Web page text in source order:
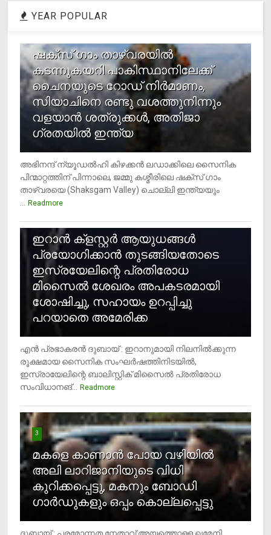
YEAR POPULAR
ഷക്സ് ​ഗാം താഴ്‌വരയിൽ
കടന്നുകയറി പാകിസ്ഥാനിലേക്ക്
ചൈനയുടെ റോഡ് നിർമാണം,
സിയാചിനെ രണ്ടു വശത്തുനിന്നും
വളയാൻ ശത്രുക്കൾ, അതിജാ​
ഗ്രതയിൽ ഇന്ത്യ
അഭിനന്ദ് ന്യൂഡൽഹി കിഴക്കൻ ലഡാക്കിലെ സൈനിക
പിന്മാറ്റത്തിന് പിന്നാലെ, ജമ്മു കശ്മീരിലെ ഷക്സ് ​ഗാം
താഴ്‌വരയെ (Shaksgam Valley) ചൊല്ലി ഇന്ത്യയും
Readmore
ഇറാന്‍ ക്‌ളസ്റ്റര്‍ ആയുധങ്ങള്‍
പ്രയോഗിക്കാന്‍ തുടങ്ങിയതോടെ
ഇസ്രയേലിന്റെ പ്രതിരോധ
മിസൈല്‍ ശേഖരം അപകടരമായി
ശോഷിച്ചു, സഹായം ഉറപ്പിച്ചു
പറയാതെ അമേരിക്ക
എന്‍ പ്രഭാകരന്‍ ദുബായ് : ഇറാനുമായി നിലനില്‍ക്കുന്ന
രൂക്ഷമായ സൈനിക സംഘര്‍ഷത്തിനിടയില്‍,
ഇസ്രായേലിന്റെ ബാലിസ്റ്റിക് മിസൈല്‍ പ്രതിരോധ
സംവിധാനങ്...
Readmore
3
മകളെ കാണാന്‍ പോയ വഴിയില്‍
അലി ലാറിജാനിയുടെ വിധി
കുറിക്കപ്പെട്ടു, മകനും ബോഡി
ഗാര്‍ഡുകളും ഒപ്പം കൊല്ലപ്പെട്ടു